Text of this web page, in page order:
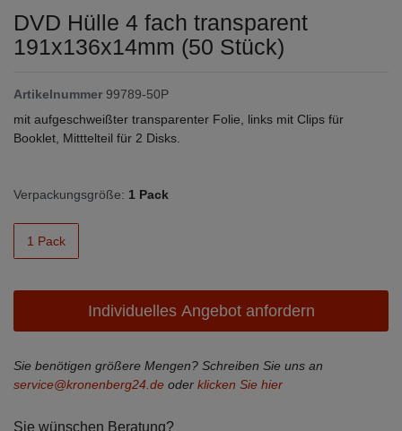
DVD Hülle 4 fach transparent
191x136x14mm (50 Stück)
Artikelnummer 99789-50P
mit aufgeschweißter transparenter Folie, links mit Clips für
Booklet, Mitttelteil für 2 Disks.
Verpackungsgröße: 1 Pack
1 Pack
Individuelles Angebot anfordern
Sie benötigen größere Mengen? Schreiben Sie uns an
service@kronenberg24.de oder klicken Sie hier
Sie wünschen Beratung?